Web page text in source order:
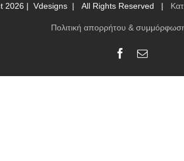
2026 | Vdesigns | All Rights Reserved |
Πολιτική απορρήτου &
Facebook
Email